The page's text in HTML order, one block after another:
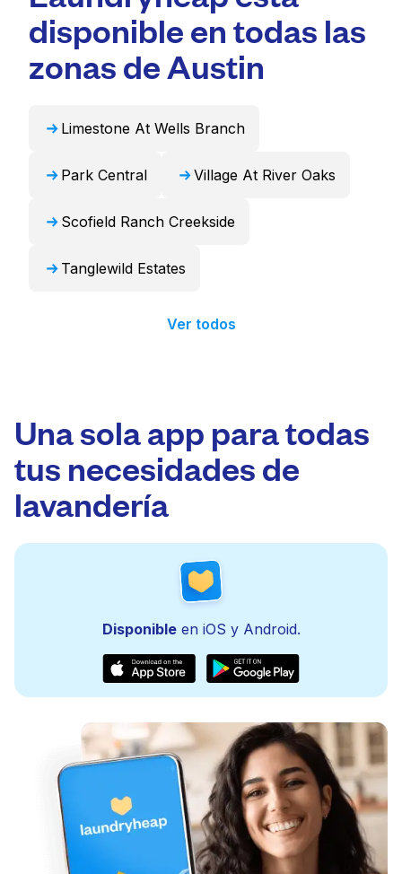
conveniente y que ahorra tiempo.
voluminosos como edredones, mantas y
cortinas. Como alternativa, Laundryheap
puede encargarse de estos artículos de forma
profesional y devolverlos listos para usar en
disponible en todas las
zonas de Austin
Limestone At Wells Branch
Park Central Village At River Oaks
Scofield Ranch Creekside
Tanglewild Estates
Ver todos
Una sola app para todas
tus necesidades de
lavandería
Disponibleen iOS y Android.